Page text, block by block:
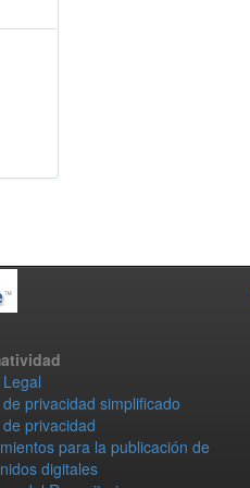
privacidad simplificado
privacidad
para la publicación de
digitales